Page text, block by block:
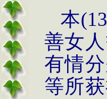
本
善女
有情
等所